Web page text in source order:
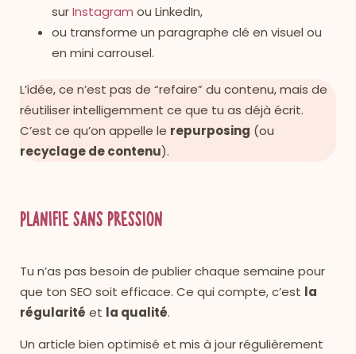
surInstagram ou LinkedIn,
ou transforme un paragraphe clé en visuel ou
en mini carrousel.
L’idée, ce n’est pas de “refaire” du contenu, mais de
réutiliser intelligemment ce que tu as déjà écrit.
C’est ce qu’on appelle le repurposing (ou
recyclage de contenu).
Planifie sans pression
Tu n’as pas besoin de publier chaque semaine pour
que ton SEO soit efficace. Ce qui compte, c’est la
régularité et la qualité.
Un article bien optimisé et mis à jour régulièrement